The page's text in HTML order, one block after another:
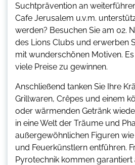
Suchtprävention an
Cafe Jerusalem u.v.m.
werden? Besuchen Sie am 02.
des Lions Clubs und erwerben
mit wunderschönen Motiven.
viele Preise zu gewinnen.
Anschließend tanken Sie Ihre
Grillwaren, Crêpes und einem
oder wärmenden Getränk
in eine Welt der Träume und
außergewöhnlichen Figuren
und Feuerkünstlern entführen.
Pyrotechnik kommen garantiert